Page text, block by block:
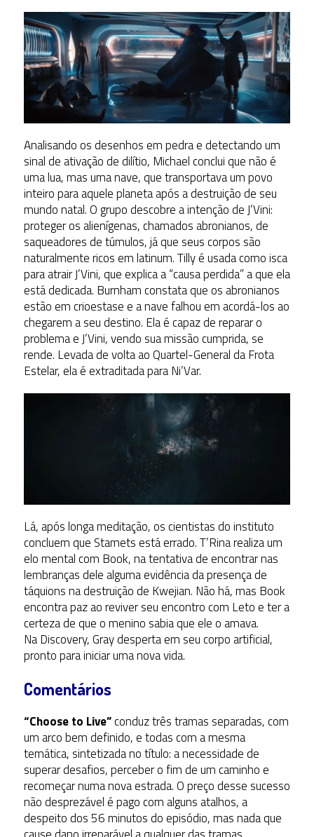
Analisando os desenhos em pedra e detectando um
sinal de ativação de dilítio, Michael conclui que não é
uma lua, mas uma nave, que transportava um povo
inteiro para aquele planeta após a destruição de seu
mundo natal. O grupo descobre a intenção de J’Vini:
proteger os alienígenas, chamados abronianos, de
saqueadores de túmulos, já que seus corpos são
naturalmente ricos em latinum. Tilly é usada como isca
para atrair J’Vini, que explica a “causa perdida” a que ela
está dedicada. Burnham constata que os abronianos
estão em crioestase e a nave falhou em acordá-los ao
chegarem a seu destino. Ela é capaz de reparar o
problema e J’Vini, vendo sua missão cumprida, se
rende. Levada de volta ao Quartel-General da Frota
Estelar, ela é extraditada para Ni’Var.
Lá, após longa meditação, os cientistas do instituto
concluem que Stamets está errado. T’Rina realiza um
elo mental com Book, na tentativa de encontrar nas
lembranças dele alguma evidência da presença de
táquions na destruição de Kwejian. Não há, mas Book
encontra paz ao reviver seu encontro com Leto e ter a
certeza de que o menino sabia que ele o amava.
Na Discovery, Gray desperta em seu corpo artificial,
pronto para iniciar uma nova vida.
Comentários
“Choose to Live”conduz três tramas separadas, com
um arco bem definido, e todas com a mesma
temática, sintetizada no título: a necessidade de
superar desafios, perceber o fim de um caminho e
recomeçar numa nova estrada. O preço desse sucesso
não desprezável é pago com alguns atalhos, a
despeito dos 56 minutos do episódio, mas nada que